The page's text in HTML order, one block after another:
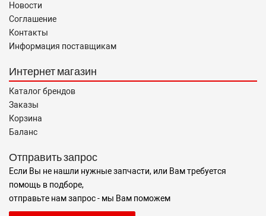
Новости
Соглашение
Контакты
Информация поставщикам
Интернет магазин
Каталог брендов
Заказы
Корзина
Баланс
Отправить запрос
Если Вы не нашли нужные запчасти, или Вам требуется
помощь в подборе,
отправьте нам запрос - мы Вам поможем